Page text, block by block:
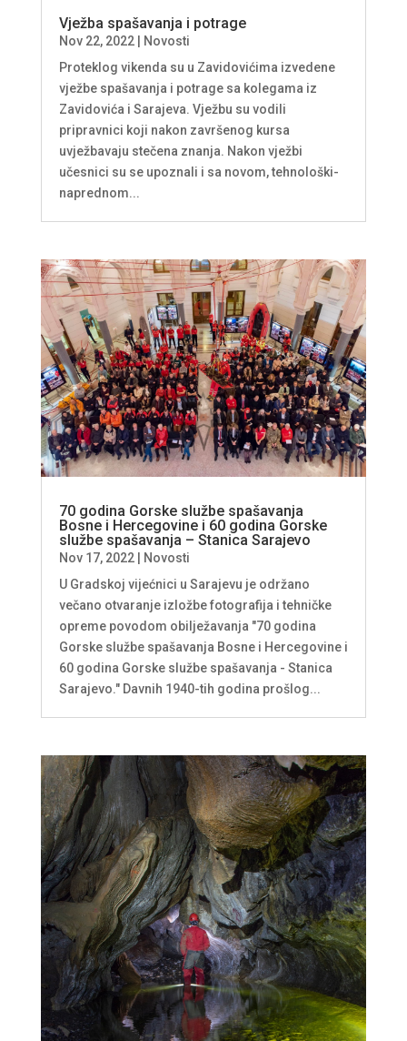
Vježba spašavanja i potrage
Nov 22, 2022|
Novosti
Proteklog vikenda su u Zavidovićima izvedene
vježbe spašavanja i potrage sa kolegama iz
Zavidovića i Sarajeva. Vježbu su vodili
pripravnici koji nakon završenog kursa
uvježbavaju stečena znanja. Nakon vježbi
učesnici su se upoznali i sa novom, tehnološki-
naprednom...
70 godina Gorske službe spašavanja
Bosne i Hercegovine i 60 godina Gorske
službe spašavanja – Stanica Sarajevo
Nov 17, 2022|
Novosti
U Gradskoj vijećnici u Sarajevu je održano
večano otvaranje izložbe fotografija i tehničke
opreme povodom obilježavanja "70 godina
Gorske službe spašavanja Bosne i Hercegovine i
60 godina Gorske službe spašavanja - Stanica
Sarajevo." Davnih 1940-tih godina prošlog...